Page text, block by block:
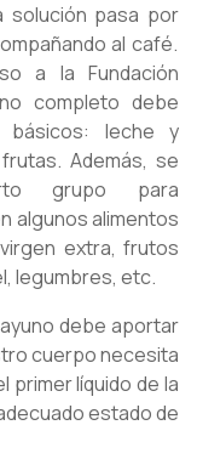
pasa por
al café.
a la Fundación
completo debe
básicos: leche y
Además, se
grupo para
algunos alimentos
extra, frutos
legumbres, etc.
debe aportar
cuerpo necesita
primer líquido de la
estado de